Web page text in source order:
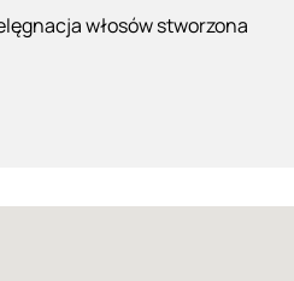
włosów stworzona